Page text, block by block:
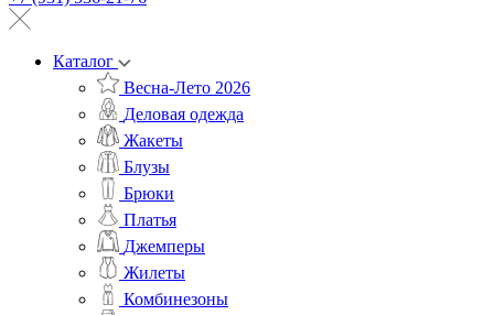
Каталог
Весна-Лето 2026
Деловая одежда
Жакеты
Блузы
Брюки
Платья
Джемперы
Жилеты
Комбинезоны